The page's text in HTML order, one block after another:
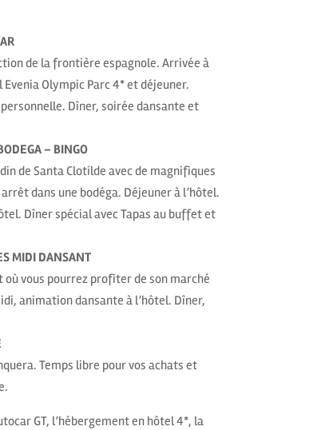
de la frontière espagnole. Arrivée à
Olympic Parc 4* et déjeuner.
Dîner, soirée dansante et
– BINGO
de Santa Clotilde avec de magnifiques
dans une bodéga. Déjeuner à l’hôtel.
Dîner spécial avec Tapas au buffet et
MIDI DANSANT
vous pourrez profiter de son marché
animation dansante à l’hôtel. Dîner,
Temps libre pour vos achats et
GT, l’hébergement en hôtel 4*, la